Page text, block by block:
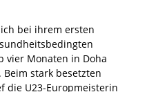
bei ihrem ersten
vier Monaten in Doha
stark besetzten
die U23-Europmeisterin